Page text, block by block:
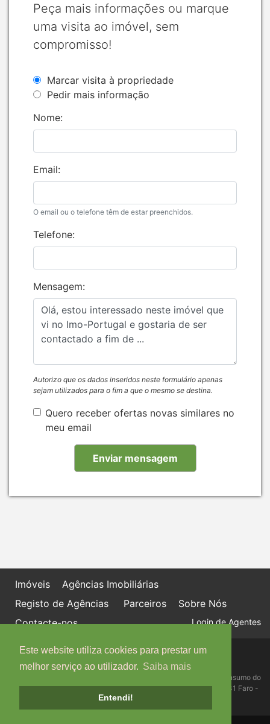
Este website utiliza cookies para prestar um
melhor serviço ao utilizador. Saiba mais
Entendi!
Peça mais informações ou marque
uma visita ao imóvel, sem
compromisso!
Marcar visita à propriedade
Pedir mais informação
Nome:
Email:
O email ou o telefone têm de estar preenchidos.
Telefone:
Mensagem:
Autorizo que os dados inseridos neste formulário apenas
sejam utilizados para o fim a que o mesmo se destina.
Quero receber ofertas novas similares no
meu email
Imóveis
Agências Imobiliárias
Registo de Agências
Parceiros
Sobre Nós
Contacte-nos
Login de Agentes
Política de proteção de dados
Livro de Reclamações online
Centro de Informação, Mediação e Arbitragem de Conflitos de Consumo do
Algarve - Edifício Ninho de Empresas, Estrada da Penha, 8005-131 Faro -
Telefone: 289 823 135 cimaal@mail.telepac.pt